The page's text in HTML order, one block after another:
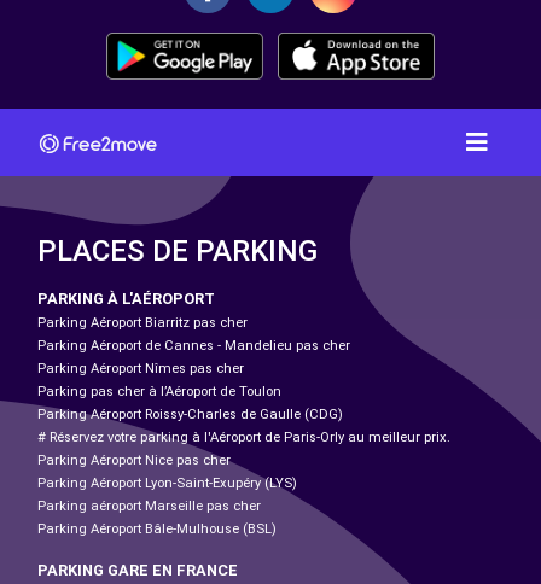
PLACES DE PARKING
PARKING À L'AÉROPORT
Parking Aéroport Biarritz pas cher
Parking Aéroport de Cannes - Mandelieu pas cher
Parking Aéroport Nîmes pas cher
Parking pas cher à l’Aéroport de Toulon
Parking Aéroport Roissy-Charles de Gaulle (CDG)
# Réservez votre parking à l'Aéroport de Paris-Orly au meilleur prix.
Parking Aéroport Nice pas cher
Parking Aéroport Lyon-Saint-Exupéry (LYS)
Parking aéroport Marseille pas cher
Parking Aéroport Bâle-Mulhouse (BSL)
PARKING GARE EN FRANCE